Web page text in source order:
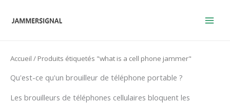
Accueil / Produits étiquetés "what is a cell phone jammer"
Qu'est-ce qu'un brouilleur de téléphone portable ?
Les brouilleurs de téléphones cellulaires bloquent les